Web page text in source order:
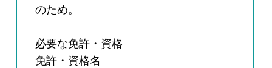
のため。
必要な免許・資格
免許・資格名